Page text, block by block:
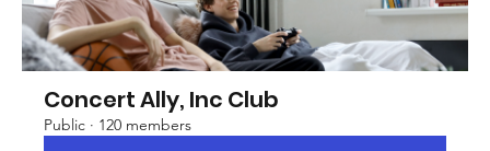
Concert Ally, Inc Club
Public · 120 members